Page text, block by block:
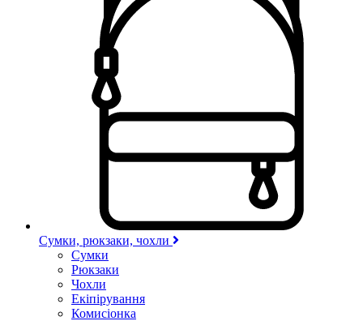
Сумки, рюкзаки, чохли
Сумки
Рюкзаки
Чохли
Екіпірування
Комисіонка